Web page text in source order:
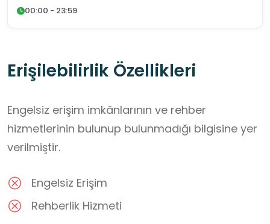
00:00 - 23:59
Erişilebilirlik Özellikleri
Engelsiz erişim imkânlarının ve rehber
hizmetlerinin bulunup bulunmadığı bilgisine yer
verilmiştir.
Engelsiz Erişim
Rehberlik Hizmeti